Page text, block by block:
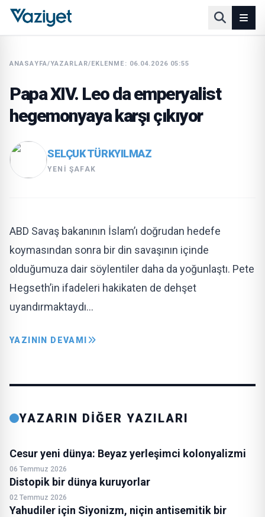
ANASAYFA/YAZARLAR/EKLENME: 06.04.2026 05:55
Papa XIV. Leo da emperyalist
hegemonyaya karşı çıkıyor
SELÇUK TÜRKYILMAZ
YENI ŞAFAK
ABD Savaş bakanının İslam’ı doğrudan hedefe
koymasından sonra bir din savaşının içinde
olduğumuza dair söylentiler daha da yoğunlaştı. Pete
Hegseth’in ifadeleri hakikaten de dehşet
uyandırmaktaydı…
YAZININ DEVAMI
YAZARIN DİĞER YAZILARI
Cesur yeni dünya: Beyaz yerleşimci kolonyalizmi
06 Temmuz 2026
Distopik bir dünya kuruyorlar
02 Temmuz 2026
Yahudiler için Siyonizm, niçin antisemitik bir